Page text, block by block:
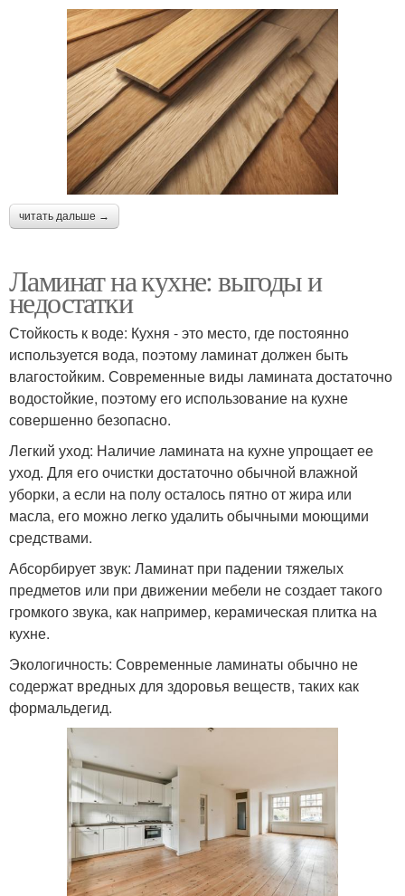
читать дальше →
Ламинат на кухне: выгоды и
недостатки
Стойкость к воде: Кухня - это место, где постоянно
используется вода, поэтому ламинат должен быть
влагостойким. Современные виды ламината достаточно
водостойкие, поэтому его использование на кухне
совершенно безопасно.
Легкий уход: Наличие ламината на кухне упрощает ее
уход. Для его очистки достаточно обычной влажной
уборки, а если на полу осталось пятно от жира или
масла, его можно легко удалить обычными моющими
средствами.
Абсорбирует звук: Ламинат при падении тяжелых
предметов или при движении мебели не создает такого
громкого звука, как например, керамическая плитка на
кухне.
Экологичность: Современные ламинаты обычно не
содержат вредных для здоровья веществ, таких как
формальдегид.